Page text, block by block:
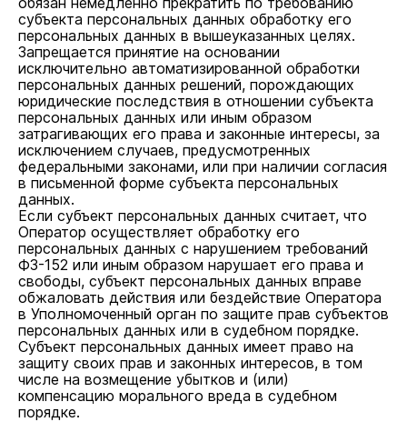
субъекта персональных данных обработку его
персональных данных в вышеуказанных целях.
Запрещается принятие на основании
исключительно автоматизированной обработки
персональных данных решений, порождающих
юридические последствия в отношении субъекта
персональных данных или иным образом
затрагивающих его права и законные интересы, за
исключением случаев, предусмотренных
федеральными законами, или при наличии согласия
в письменной форме субъекта персональных
данных.
Если субъект персональных данных считает, что
Оператор осуществляет обработку его
персональных данных с нарушением требований
ФЗ-152 или иным образом нарушает его права и
свободы, субъект персональных данных вправе
обжаловать действия или бездействие Оператора
в Уполномоченный орган по защите прав субъектов
персональных данных или в судебном порядке.
Субъект персональных данных имеет право на
защиту своих прав и законных интересов, в том
числе на возмещение убытков и (или)
компенсацию морального вреда в судебном
порядке.